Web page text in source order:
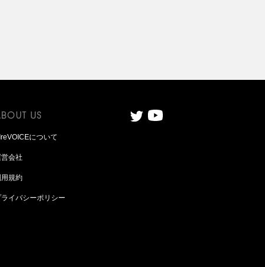
について
会社
規約
ライバシーポリシー